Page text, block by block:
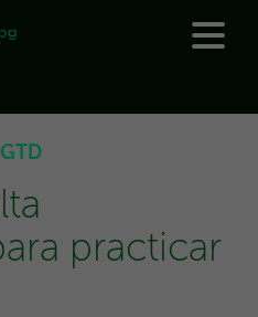
practicar